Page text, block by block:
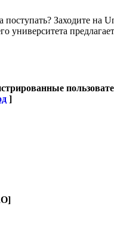
поступать? Заходите
]